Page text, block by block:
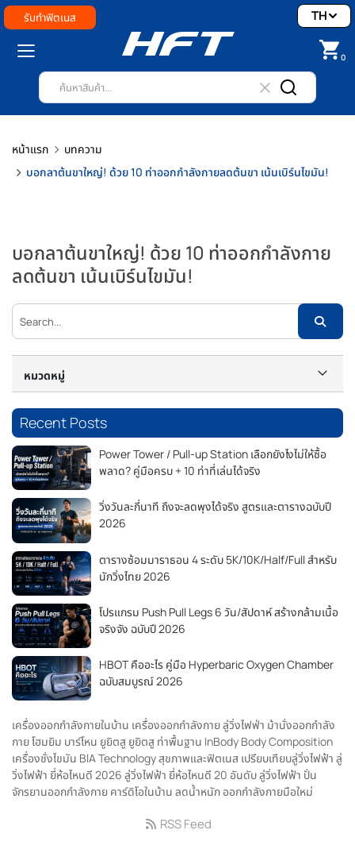
รับทำฟิตเนส
0
TH
หน้าแรก
บทความ
บอกลาต้นขาใหญ่! ด้วย 10 ท่าออกกำลังกายลดต้นขา เน้นเบิร์นไขมัน!
บอกลาต้นขาใหญ่! ด้วย 10 ท่าออกกำลังกาย
ลดต้นขา เน้นเบิร์นไขมัน!
หมวดหมู่
Recent Posts
Power Tower / Pull-up Station เลือกยังไงไม่ให้ซื้อ
พลาด? คู่มือครบ + 10 ท่าที่เล่นได้จริง
วิ่งวันละกี่นาที ถึงจะลดพุงได้จริง สูตรและตารางฉบับปี
2026
ตารางซ้อมมาราธอน 4 ระดับ 5K/10K/Half/Full สำหรับ
นักวิ่งไทย 2026
โปรแกรม Push Pull Legs 6 วัน/สัปดาห์ สร้างกล้ามเนื้อ
จริงจัง ฉบับปี 2026
HBOT คืออะไร คู่มือ Hyperbaric Oxygen Chamber
ฉบับสมบูรณ์ 2026
เครื่องออกกำลังกายในบ้าน เครื่องออกกำลังกายลู่วิ่งไฟฟ่า ม้านั่งออกกำลัง
กายโฮมยิม บาร์โหน ยูยิตสู ยูยิตสู ท่าพื้นฐาน InBody Body Composition
เครื่องชั่งไขมัน BIA Technologyสุขภาพและฟิตเนส เปรียบเทียบลู่วิ่งไฟฟ้า ลู่
วิ่งไฟฟ้า ยี่ห้อไหนดี 2026 ลู่วิ่งไฟฟ้า ยี่ห้อไหนดี 20 อันดับ ลู่วิ่งไฟฟ้า ปั่น
จักรยานออกกำลังกาย คาร์ดิโอในบ้าน ลดน้ำหนัก ออกกำลังกายมือใหม่
RSS Feed